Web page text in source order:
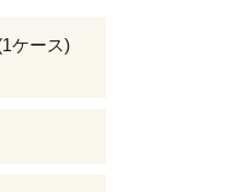
ケース)